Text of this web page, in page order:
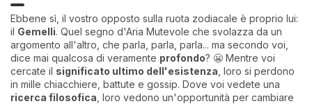
Ebbene sì, il vostro opposto sulla ruota zodiacale è proprio lui:
il Gemelli. Quel segno d'Aria Mutevole che svolazza da un
argomento all'altro, che parla, parla, parla... ma secondo voi,
dice mai qualcosa di veramente profondo? 😬 Mentre voi
cercate il significato ultimo dell'esistenza , loro si perdono
in mille chiacchiere, battute e gossip. Dove voi vedete una
ricerca filosofica , loro vedono un'opportunità per cambiare